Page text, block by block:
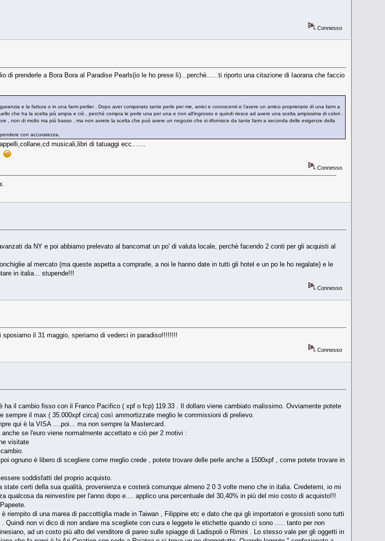
Connesso
di prenderle a Bora Bora al Paradise Pearls(io le ho prese lì)...perchè......ti riporto una citazione di Iaorana che faccio
e la fattura o in una farm perlier . Dopo aver comperato tante perle per me, amici e conoscenti e l’avere un amico proprietario di una farm a
che ha la scelta più ampia e ciò , perché compra le perle una per una e non all’ingrosso e quindi riesce ad avere una scelta ampissima di colori .
, non di molto ma più basso , ma non avrete la scelta che può avere un negozio che si rifornisce da tante farm a seconda delle esigenze della
con accuratezza.
musicali,libri di tatuaggi ecc.......
Connesso
da NY e poi abbiamo prelevato al bancomat un po' di valuta locale, perchè facendo 2 conti per gli acquisti al
al mercato (ma queste aspetta a comprarle, a noi le hanno date in tutti gli hotel e un po le ho regalate) e le
in italia... stupende!!!
Connesso
il 31 maggio, speriamo di vederci in paradiso!!!!!!!!
Connesso
ha il cambio fisso con il Franco Pacifico ( xpf o fcp) 119.33 . Il dollaro viene cambiato malissimo. Ovviamente potete
sempre il max ( 35.000xpf circa) così ammortizzate meglio le commissioni di prelievo.
qui è la VISA ....poi... ma non sempre la Mastercard.
se l'euro viene normalmente accettato e ciò per 2 motivi :
visitate
ognuno è libero di scegliere come meglio crede , potete trovare delle perle anche a 1500xpf , come potete trovare in
soddisfatti del proprio acquisto.
certi della sua qualità, provenienza e costerà comunque almeno 2 0 3 volte meno che in italia. Credetemi, io mi
qualcosa da reinvestire per l'anno dopo e.... applico una percentuale del 30,40% in più del mio costo di acquisto!!!
riempito di una marea di paccottiglia made in Taiwan , Filippine etc e dato che qui gli importatori e grossisti sono tutti
Quindi non vi dico di non andare ma scegliete con cura e leggete le etichette quando ci sono ..... tanto per non
ad un costo più alto del venditore di pareo sulle spiagge di Ladispoli o Rimini . Lo stesso vale per gli oggetti in